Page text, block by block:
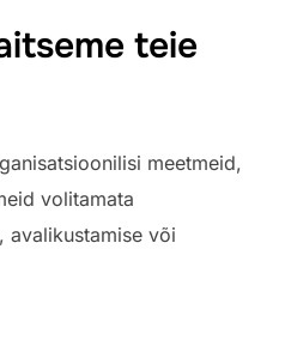
teie
meetmeid,
volitamata
avalikustamise või